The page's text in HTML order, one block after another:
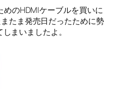
のHDMIケーブルを買いに
たま発売日だったために勢
まいましたよ。